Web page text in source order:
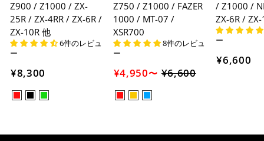
Z900 / Z1000 / ZX-
25R / ZX-4RR / ZX-6R /
ZX-10R 他
6件のレビュ
ー
¥8,300
Z750 / Z1000 / FAZER
1000 / MT-07 /
XSR700
8件のレビュ
ー
¥4,950〜 ¥6,600セ
格
/ Z1000 /
ZX-6R /
ー
¥6,600